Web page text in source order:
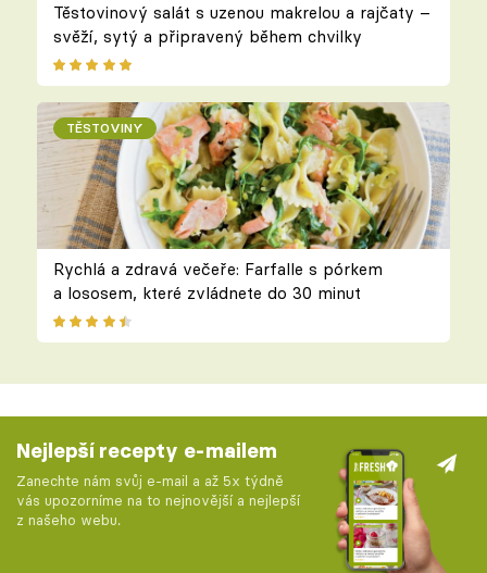
Těstovinový salát s uzenou makrelou a rajčaty –
svěží, sytý a připravený během chvilky
TĚSTOVINY
Rychlá a zdravá večeře: Farfalle s pórkem
a lososem, které zvládnete do 30 minut
Nejlepší recepty e-mailem
Zanechte nám svůj e-mail a až 5x týdně
vás upozorníme na to nejnovější a nejlepší
z našeho webu.